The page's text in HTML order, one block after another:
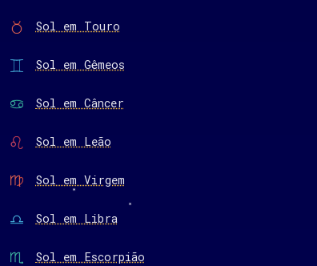
Sol em Touro
Sol em Gêmeos
Sol em Câncer
Sol em Leão
Sol em Virgem
Sol em Libra
Sol em Escorpião